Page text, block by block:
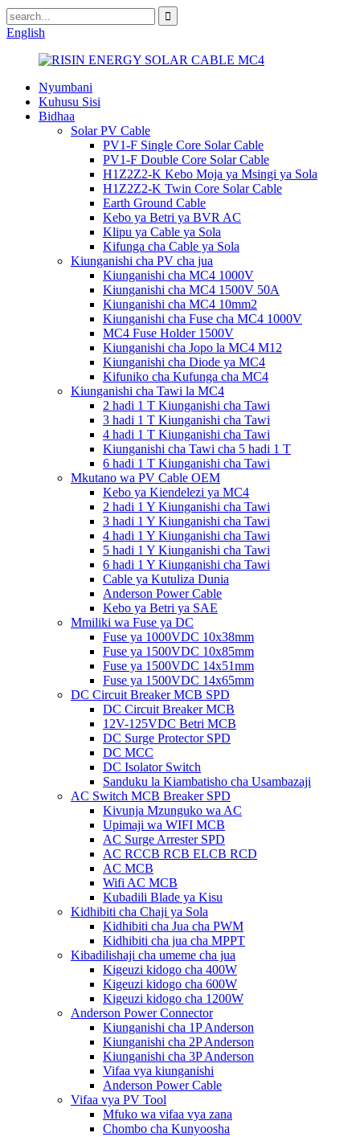
English
Nyumbani
Kuhusu Sisi
Bidhaa
Solar PV Cable
PV1-F Single Core Solar Cable
PV1-F Double Core Solar Cable
H1Z2Z2-K Kebo Moja ya Msingi ya Sola
H1Z2Z2-K Twin Core Solar Cable
Earth Ground Cable
Kebo ya Betri ya BVR AC
Klipu ya Cable ya Sola
Kifunga cha Cable ya Sola
Kiunganishi cha PV cha jua
Kiunganishi cha MC4 1000V
Kiunganishi cha MC4 1500V 50A
Kiunganishi cha MC4 10mm2
Kiunganishi cha Fuse cha MC4 1000V
MC4 Fuse Holder 1500V
Kiunganishi cha Jopo la MC4 M12
Kiunganishi cha Diode ya MC4
Kifuniko cha Kufunga cha MC4
Kiunganishi cha Tawi la MC4
2 hadi 1 T Kiunganishi cha Tawi
3 hadi 1 T Kiunganishi cha Tawi
4 hadi 1 T Kiunganishi cha Tawi
Kiunganishi cha Tawi cha 5 hadi 1 T
6 hadi 1 T Kiunganishi cha Tawi
Mkutano wa PV Cable OEM
Kebo ya Kiendelezi ya MC4
2 hadi 1 Y Kiunganishi cha Tawi
3 hadi 1 Y Kiunganishi cha Tawi
4 hadi 1 Y Kiunganishi cha Tawi
5 hadi 1 Y Kiunganishi cha Tawi
6 hadi 1 Y Kiunganishi cha Tawi
Cable ya Kutuliza Dunia
Anderson Power Cable
Kebo ya Betri ya SAE
Mmiliki wa Fuse ya DC
Fuse ya 1000VDC 10x38mm
Fuse ya 1500VDC 10x85mm
Fuse ya 1500VDC 14x51mm
Fuse ya 1500VDC 14x65mm
DC Circuit Breaker MCB SPD
DC Circuit Breaker MCB
12V-125VDC Betri MCB
DC Surge Protector SPD
DC MCC
DC Isolator Switch
Sanduku la Kiambatisho cha Usambazaji
AC Switch MCB Breaker SPD
Kivunja Mzunguko wa AC
Upimaji wa WIFI MCB
AC Surge Arrester SPD
AC RCCB RCB ELCB RCD
AC MCB
Wifi AC MCB
Kubadili Blade ya Kisu
Kidhibiti cha Chaji ya Sola
Kidhibiti cha Jua cha PWM
Kidhibiti cha jua cha MPPT
Kibadilishaji cha umeme cha jua
Kigeuzi kidogo cha 400W
Kigeuzi kidogo cha 600W
Kigeuzi kidogo cha 1200W
Anderson Power Connector
Kiunganishi cha 1P Anderson
Kiunganishi cha 2P Anderson
Kiunganishi cha 3P Anderson
Vifaa vya kiunganishi
Anderson Power Cable
Vifaa vya PV Tool
Mfuko wa vifaa vya zana
Chombo cha Kunyoosha